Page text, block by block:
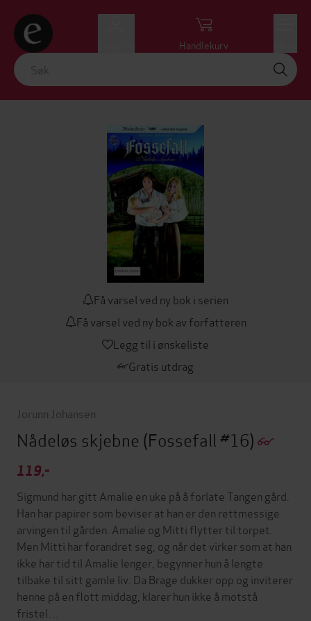
Handlekurv
Få varsel ved ny bok i serien
Få varsel ved ny bok av forfatteren
Legg til i ønskeliste
Gratis utdrag
Jorunn Johansen
Nådeløs skjebne (Fossefall #16)
119,-
Sigmund har gitt Amalie en uke på å forlate Tangen gård.
Han har papirer som beviser at han er den rettmessige
arvingen til gården. Amalie og Mitti flytter til torpet.
Men Mitti har forandret seg, og når det virker som at han
ikke har tid til Amalie lenger, begynner hun å lengte
tilbake til sitt gamle liv. Da Brage dukker opp og inviterer
henne på en flott middag, klarer hun ikke å motstå
fristel…